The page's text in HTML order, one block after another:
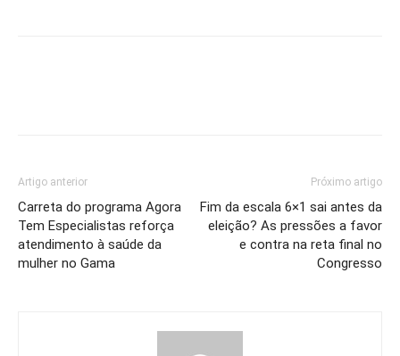
Artigo anterior
Carreta do programa Agora
Tem Especialistas reforça
atendimento à saúde da
mulher no Gama
Próximo artigo
Fim da escala 6×1 sai antes da
eleição? As pressões a favor
e contra na reta final no
Congresso